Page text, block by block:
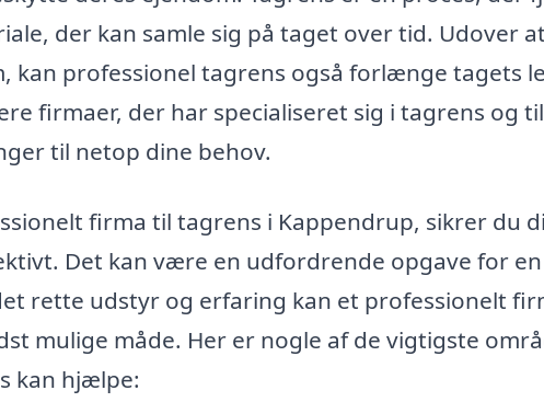
der kan samle sig på taget over tid. Udover
kan professionel tagrens også forlænge tagets
firmaer, der har specialiseret sig i tagrens og
til netop dine behov.
firma til tagrens i Kappen­drup, sikrer du
Det kan være en udfordrende opgave for
rette udstyr og erfaring kan et professionelt
mulige måde. Her er nogle af de vigtigste
kan hjælpe: